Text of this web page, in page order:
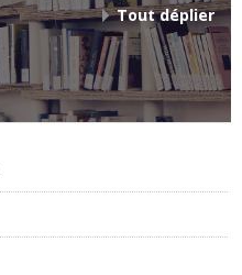
Tout déplier